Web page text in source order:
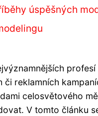
úspěšných
reklamních
celosvětového
V tomto článku